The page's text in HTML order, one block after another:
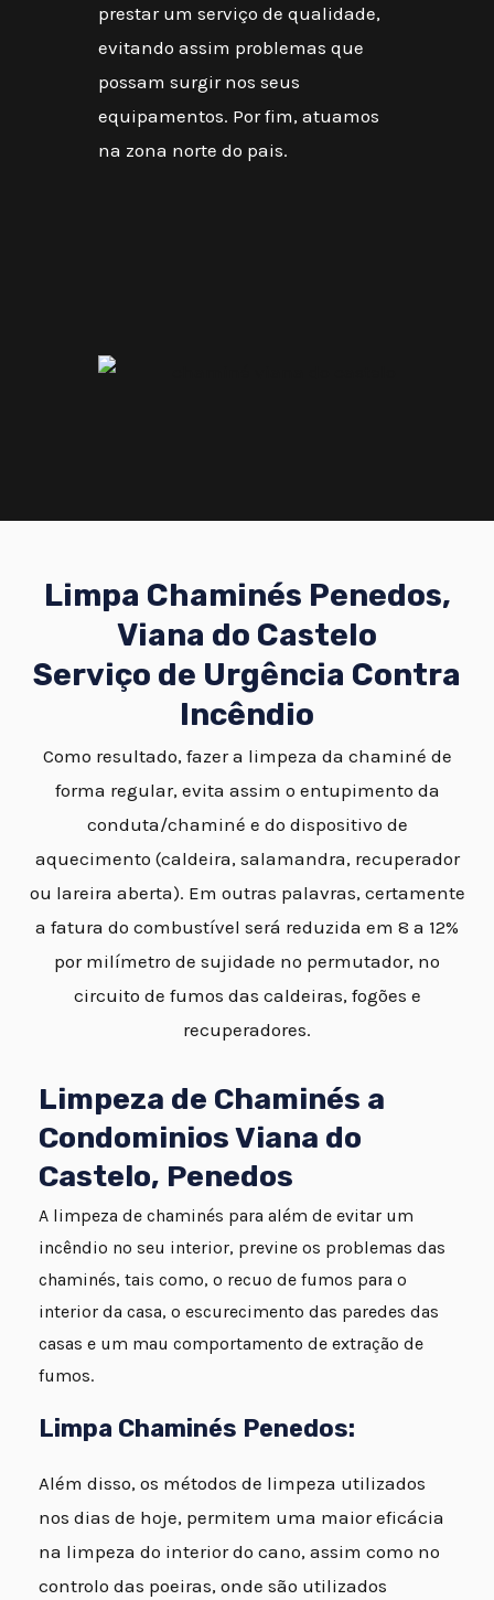
prestar um serviço de qualidade,
evitando assim problemas que
possam surgir nos seus
equipamentos. Por fim, atuamos
na zona norte do pais.
Limpa Chaminés Penedos,
Viana do Castelo
Serviço de Urgência Contra
Incêndio
Como resultado, fazer a limpeza da chaminé de
forma regular, evita assim o entupimento da
conduta/chaminé e do dispositivo de
aquecimento (caldeira, salamandra, recuperador
ou lareira aberta). Em outras palavras, certamente
a fatura do combustível será reduzida em 8 a 12%
por milímetro de sujidade no permutador, no
circuito de fumos das caldeiras, fogões e
recuperadores.
Limpeza de Chaminés a
Condominios Viana do
Castelo, Penedos
A limpeza de chaminés para além de evitar um
incêndio no seu interior, previne os problemas das
chaminés, tais como, o recuo de fumos para o
interior da casa, o escurecimento das paredes das
casas e um mau comportamento de extração de
fumos.
Limpa Chaminés Penedos:
Além disso, os métodos de limpeza utilizados
nos dias de hoje, permitem uma maior eficácia
na limpeza do interior do cano, assim como no
controlo das poeiras, onde são utilizados